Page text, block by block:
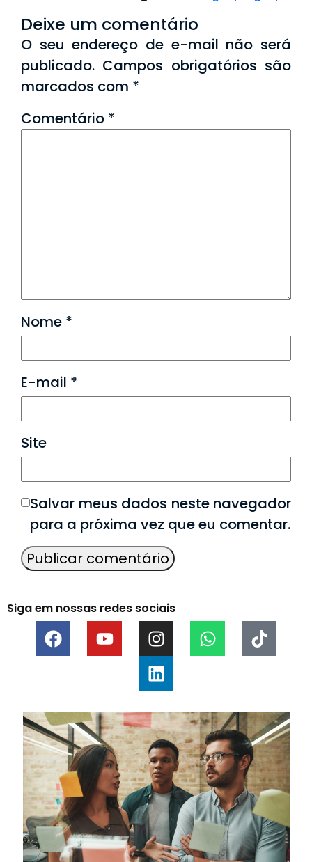
Deixe um comentário
O seu endereço de e-mail não será
publicado. Campos obrigatórios são
marcados com *
Comentário *
Nome *
E-mail *
Site
Salvar meus dados neste navegador
para a próxima vez que eu comentar.
Siga em nossas redes sociais